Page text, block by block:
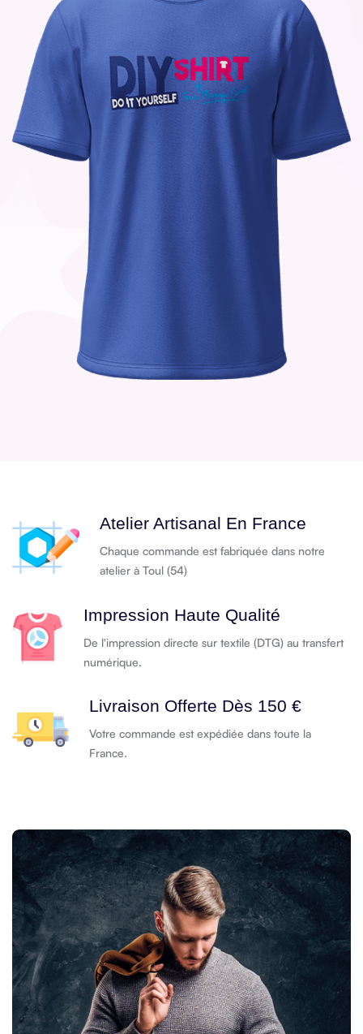
Atelier Artisanal En France
Chaque commande est fabriquée dans notre
atelier à Toul (54)
Impression Haute Qualité
De l'impression directe sur textile (DTG) au transfert
numérique.
Livraison Offerte Dès 150 €
Votre commande est expédiée dans toute la
France.